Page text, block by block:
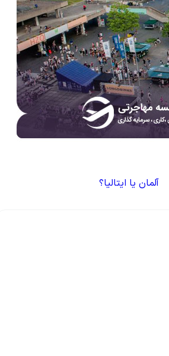
آلمان یا ایتالیا؟